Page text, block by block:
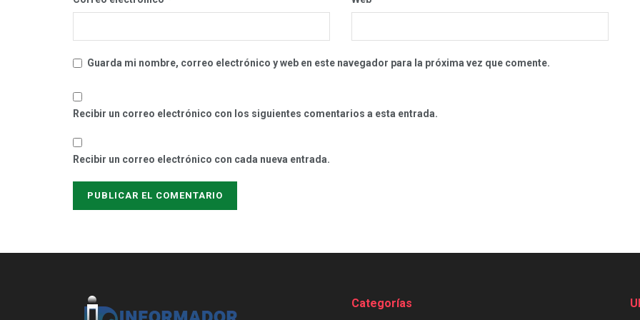
Guarda mi nombre, correo electrónico y web en este navegador para la próxima vez que comente.
Recibir un correo electrónico con los siguientes comentarios a esta entrada.
Recibir un correo electrónico con cada nueva entrada.
Categorías